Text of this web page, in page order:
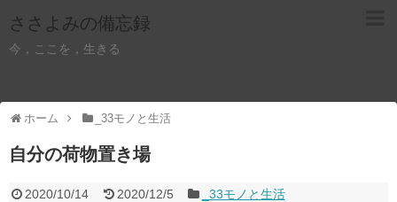
ささよみの備忘録
今，ここを，生きる
ホーム _33モノと生活
自分の荷物置き場
2020/10/14 2020/12/5 _33モノと生活